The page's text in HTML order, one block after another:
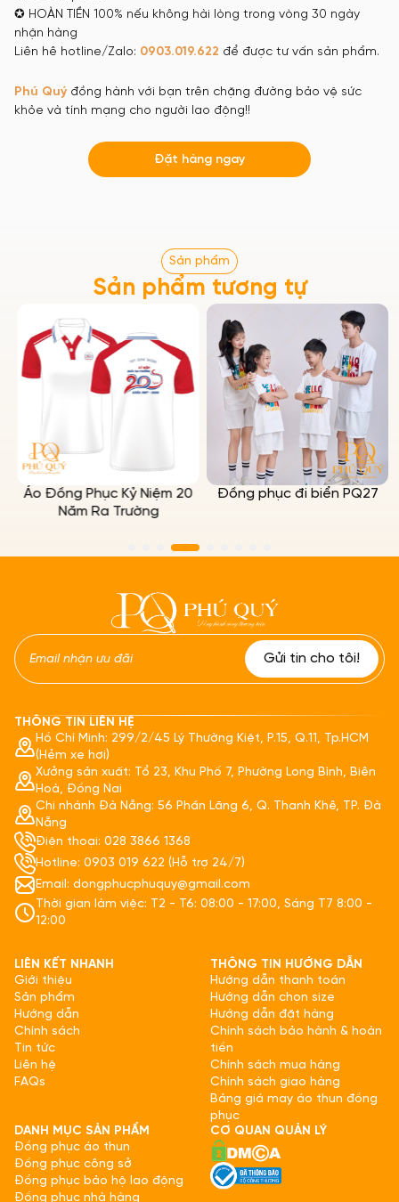
✪ HOÀN TIỀN 100% nếu không hài lòng trong vòng 30 ngày
nhận hàng
Liên hê hotline/Zalo: 0903.019.622 để được tư vấn sản phẩm.
Phú Quý đồng hành với bạn trên chặng đường bảo vệ sức
khỏe và tính mạng cho người lao động!!
Đặt hàng ngay
Sản phẩm
Sản phẩm tương tự
Áo Đồng Phục Kỷ Niệm 20
Năm Ra Trường
Đồng phục đi biển PQ27
THÔNG TIN LIÊN HỆ
Hồ Chí Minh: 299/2/45 Lý Thường Kiệt, P.15, Q.11, Tp.HCM
(Hẻm xe hơi)
Xưởng sản xuất: Tổ 23, Khu Phố 7, Phường Long Bình, Biên
Hoà, Đồng Nai
Chi nhánh Đà Nẵng: 56 Phần Lăng 6, Q. Thanh Khê, TP. Đà
Nẵng
Điện thoại: 028 3866 1368
Hotline: 0903 019 622 (Hỗ trợ 24/7)
Email: dongphucphuquy@gmail.com
Thời gian làm việc: T2 - T6: 08:00 - 17:00, Sáng T7 8:00 -
12:00
LIÊN KẾT NHANH
Giới thiệu
Sản phẩm
Hướng dẫn
Chính sách
Tin tức
Liên hệ
FAQs
THÔNG TIN HƯỚNG DẪN
Hướng dẫn thanh toán
Hướng dẫn chọn size
Hướng dẫn đặt hàng
Chính sách bảo hành & hoàn
tiền
Chính sách mua hàng
Chính sách giao hàng
Bảng giá may áo thun đồng
phục
DANH MỤC SẢN PHẨM
Đồng phục áo thun
Đồng phục công sở
Đồng phục bảo hộ lao động
Đồng phục nhà hàng
CƠ QUAN QUẢN LÝ